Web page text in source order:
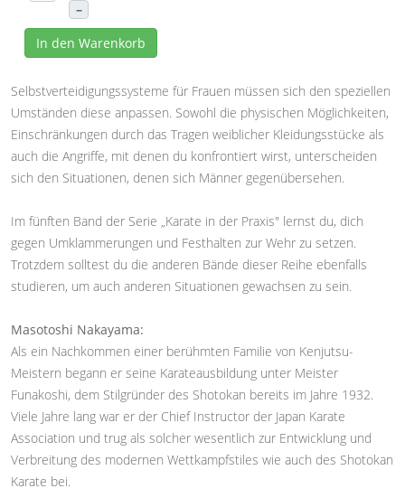
–
In den Warenkorb
Selbstverteidigungssysteme für Frauen müssen sich den speziellen
Umständen diese anpassen. Sowohl die physischen Möglichkeiten,
Einschränkungen durch das Tragen weiblicher Kleidungsstücke als
auch die Angriffe, mit denen du konfrontiert wirst, unterscheiden
sich den Situationen, denen sich Männer gegenübersehen.
Im fünften Band der Serie „Karate in der Praxis" lernst du, dich
gegen Umklammerungen und Festhalten zur Wehr zu setzen.
Trotzdem solltest du die anderen Bände dieser Reihe ebenfalls
studieren, um auch anderen Situationen gewachsen zu sein.
Masotoshi Nakayama:
Als ein Nachkommen einer berühmten Familie von Kenjutsu-
Meistern begann er seine Karateausbildung unter Meister
Funakoshi, dem Stilgründer des Shotokan bereits im Jahre 1932.
Viele Jahre lang war er der Chief Instructor der Japan Karate
Association und trug als solcher wesentlich zur Entwicklung und
Verbreitung des modernen Wettkampfstiles wie auch des Shotokan
Karate bei.